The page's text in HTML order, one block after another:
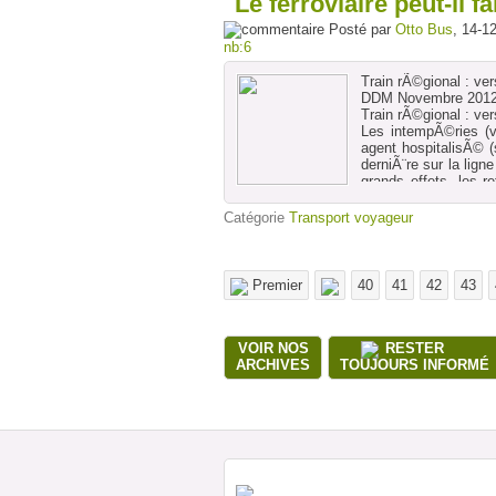
Posté par Otto Bus, 14-
nb:6
Train rÃ©gional :
DDM Novembre
Train rÃ©gional :
Les intempÃ©ries
agent hospitalisÃ©
derniÃ¨re sur la
grands effets, les
veut bien
marchentÂ»,
cÃ´tÃ© de la
les travaux de
explications Ã la
l'an prochain
effectivement, pour
annoncÃ© des
Catégorie Transport voyageur
Premier 40 41 42 43
VOIR NOS
ARCHIVES
RESTER
TOUJOURS INFORMÉ